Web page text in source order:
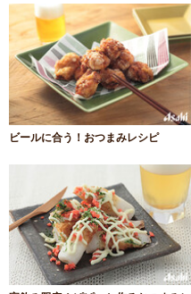
ビールに合う！おつまみレシピ